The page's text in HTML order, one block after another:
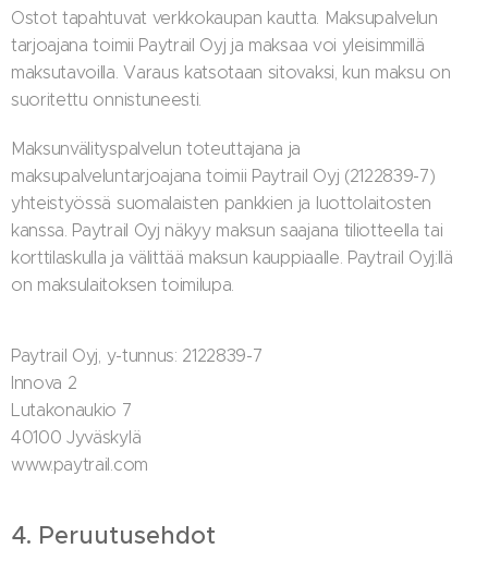
Ostot tapahtuvat verkkokaupan kautta. Maksupalvelun
tarjoajana toimii Paytrail Oyj ja maksaa voi yleisimmillä
maksutavoilla. Varaus katsotaan sitovaksi, kun maksu on
suoritettu onnistuneesti.
Maksunvälityspalvelun toteuttajana ja
maksupalveluntarjoajana toimii Paytrail Oyj (2122839-7)
yhteistyössä suomalaisten pankkien ja luottolaitosten
kanssa. Paytrail Oyj näkyy maksun saajana tiliotteella tai
korttilaskulla ja välittää maksun kauppiaalle. Paytrail Oyj:llä
on maksulaitoksen toimilupa.
Paytrail Oyj, y-tunnus: 2122839-7
Innova 2
Lutakonaukio 7
40100 Jyväskylä
www.paytrail.com
4. Peruutusehdot